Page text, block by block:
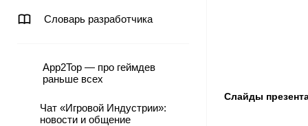
Словарь разработчика
App2Top — про геймдев
раньше всех
Чат «Игровой Индустрии»:
новости и общение
Слайды